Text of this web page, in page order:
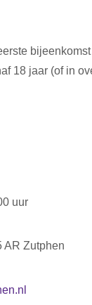
18 jaar (of in
uur
AR Zutphen